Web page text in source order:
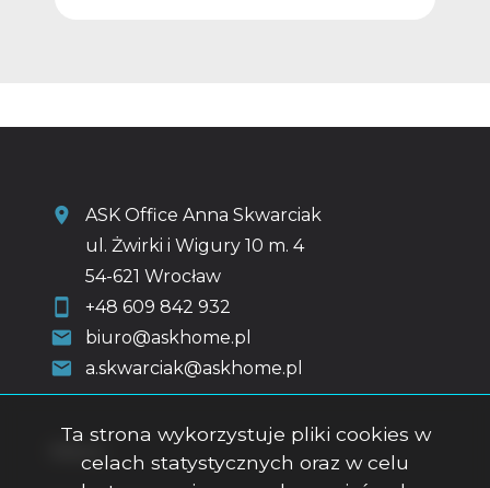
ASK Office Anna Skwarciak
ul. Żwirki i Wigury 10 m. 4
54-621 Wrocław
+48 609 842 932
biuro@askhome.pl
a.skwarciak@askhome.pl
Ta strona wykorzystuje pliki cookies w
celach statystycznych oraz w celu